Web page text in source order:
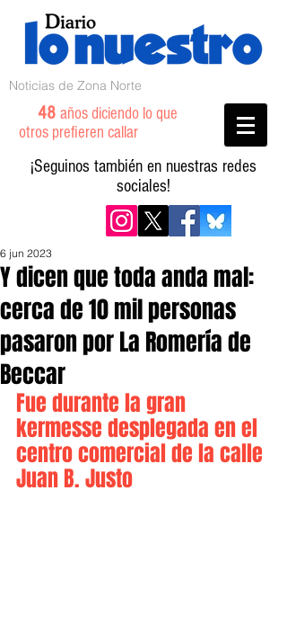
Noticias de Zona Norte
48 años diciendo lo que
otros prefieren callar
¡Seguinos también en nuestras redes
sociales!
Y dicen que toda anda mal:
cerca de 10 mil personas
pasaron por La Romería de
Beccar
6 jun 2023
Fue durante la gran
kermesse desplegada en el
centro comercial de la calle
Juan B. Justo